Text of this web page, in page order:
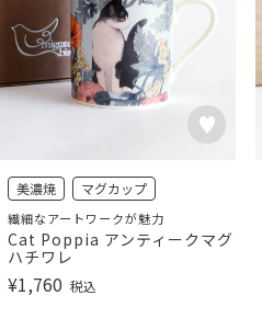
美濃焼 マグカップ
繊細なアートワークが魅力
Cat Poppia アンティークマグ
ハチワレ
¥1,760 税込